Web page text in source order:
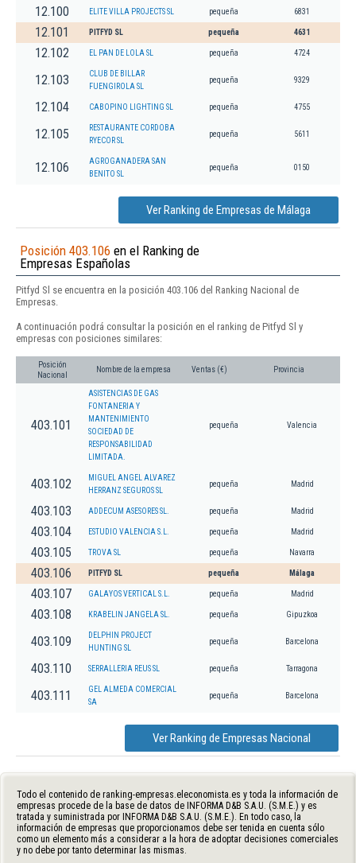
12.100 ELITE VILLA PROJECTS SL pequeña 6831
12.101 PITFYD SL pequeña 4631
12.102 EL PAN DE LOLA SL pequeña 4724
12.103
CLUB DE BILLAR
FUENGIROLA SL
pequeña 9329
12.104 CABOPINO LIGHTING SL pequeña 4755
12.105
RESTAURANTE CORDOBA
RYECOR SL
pequeña 5611
12.106
AGROGANADERA SAN
BENITO SL
pequeña 0150
Ver Ranking de Empresas de Málaga
Posición 403.106 en el Ranking de
Empresas Españolas
Pitfyd Sl se encuentra en la posición 403.106 del Ranking Nacional de
Empresas.
A continuación podrá consultar la posición en el ranking de Pitfyd Sl y
empresas con posiciones similares:
Posición
Nacional
Nombre de la empresa Ventas (€) Provincia
403.101
ASISTENCIAS DE GAS
FONTANERIA Y
MANTENIMIENTO
SOCIEDAD DE
RESPONSABILIDAD
LIMITADA.
pequeña Valencia
403.102
MIGUEL ANGEL ALVAREZ
HERRANZ SEGUROS SL
pequeña Madrid
403.103 ADDECUM ASESORES SL. pequeña Madrid
403.104 ESTUDIO VALENCIA S.L. pequeña Madrid
403.105 TROVA SL pequeña Navarra
403.106 PITFYD SL pequeña Málaga
403.107 GALAYOS VERTICAL S.L. pequeña Madrid
403.108 KRABELIN JANGELA SL. pequeña Gipuzkoa
403.109
DELPHIN PROJECT
HUNTING SL
pequeña Barcelona
403.110 SERRALLERIA REUS SL pequeña Tarragona
403.111
GEL ALMEDA COMERCIAL
SA
pequeña Barcelona
Ver Ranking de Empresas Nacional
Todo el contenido de ranking-empresas.eleconomista.es y toda la información de
empresas procede de la base de datos de INFORMA D&B S.A.U. (S.M.E.) y es
tratada y suministrada por INFORMA D&B S.A.U. (S.M.E.). En todo caso, la
información de empresas que proporcionamos debe ser tenida en cuenta sólo
como un elemento más a considerar a la hora de adoptar decisiones comerciales
y no debe por tanto determinar las mismas.